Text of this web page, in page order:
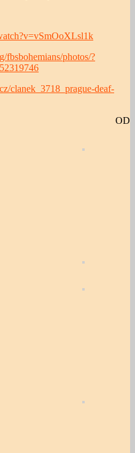
fbsbohemians/photos/?
clanek_3718_prague-deaf-
OD